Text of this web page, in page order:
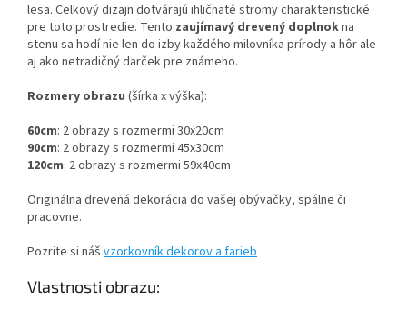
lesa. Celkový dizajn dotvárajú ihličnaté stromy charakteristické
pre toto prostredie. Tento zaujímavý drevený doplnokna
stenu sa hodí nie len do izby každého milovníka prírody a hôr ale
aj ako netradičný darček pre známeho.
Rozmery obrazu (šírka x výška):
60cm: 2 obrazy s rozmermi 30x20cm
90cm: 2 obrazy s rozmermi 45x30cm
120cm: 2 obrazy s rozmermi 59x40cm
Originálna drevená dekorácia do vašej obývačky, spálne či
pracovne.
Pozrite si náš vzorkovník dekorov a farieb
Vlastnosti obrazu: